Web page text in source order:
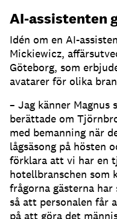
AI-assistenten
Idén om en AI-
Mickiewicz,
Göteborg, som
avatarer för olika
– Jag känner Magnus
berättade om
med bemanning när
lågsäsong på hösten
förklara att vi har en
hotellbranschen som
frågorna gästerna
så att personalen får
på att göra det